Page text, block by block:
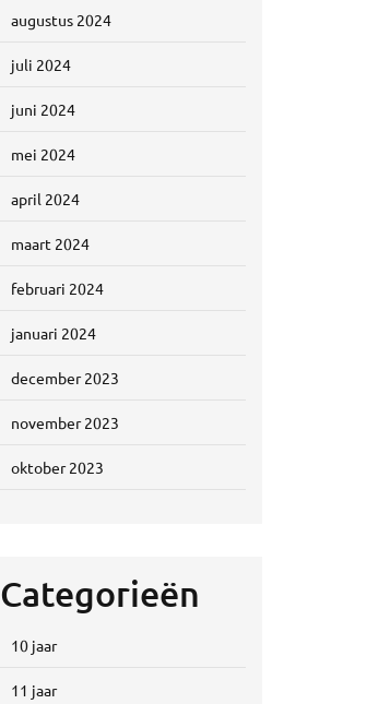
augustus 2024
juli 2024
juni 2024
mei 2024
april 2024
maart 2024
februari 2024
januari 2024
december 2023
november 2023
oktober 2023
Categorieën
10 jaar
11 jaar